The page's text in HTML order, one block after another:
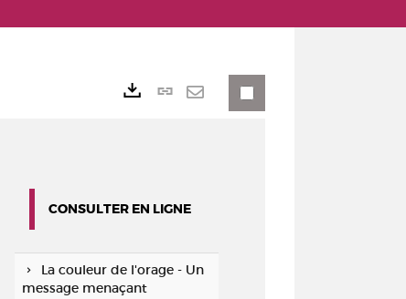
Lien
CONSULTER EN LIGNE
La couleur de l'orage - Un
message menaçant